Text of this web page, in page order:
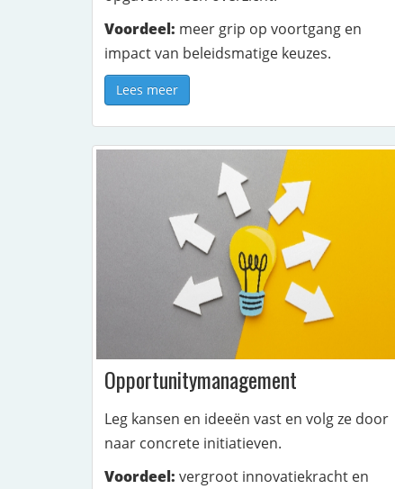
Voordeel: meer grip op voortgang en
impact van beleidsmatige keuzes.
Lees meer
Opportunitymanagement
Leg kansen en ideeën vast en volg ze door
naar concrete initiatieven.
Voordeel: vergroot innovatiekracht en